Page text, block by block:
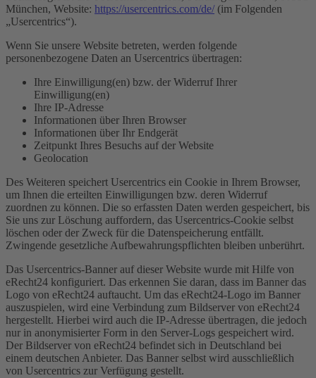
München, Website: https://usercentrics.com/de/ (im Folgenden
„Usercentrics“).
Wenn Sie unsere Website betreten, werden folgende
personenbezogene Daten an Usercentrics übertragen:
Ihre Einwilligung(en) bzw. der Widerruf Ihrer
Einwilligung(en)
Ihre IP-Adresse
Informationen über Ihren Browser
Informationen über Ihr Endgerät
Zeitpunkt Ihres Besuchs auf der Website
Geolocation
Des Weiteren speichert Usercentrics ein Cookie in Ihrem Browser,
um Ihnen die erteilten Einwilligungen bzw. deren Widerruf
zuordnen zu können. Die so erfassten Daten werden gespeichert, bis
Sie uns zur Löschung auffordern, das Usercentrics-Cookie selbst
löschen oder der Zweck für die Datenspeicherung entfällt.
Zwingende gesetzliche Aufbewahrungspflichten bleiben unberührt.
Das Usercentrics-Banner auf dieser Website wurde mit Hilfe von
eRecht24 konfiguriert. Das erkennen Sie daran, dass im Banner das
Logo von eRecht24 auftaucht. Um das eRecht24-Logo im Banner
auszuspielen, wird eine Verbindung zum Bildserver von eRecht24
hergestellt. Hierbei wird auch die IP-Adresse übertragen, die jedoch
nur in anonymisierter Form in den Server-Logs gespeichert wird.
Der Bildserver von eRecht24 befindet sich in Deutschland bei
einem deutschen Anbieter. Das Banner selbst wird ausschließlich
von Usercentrics zur Verfügung gestellt.